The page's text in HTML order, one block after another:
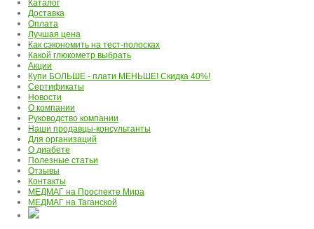
Каталог
Доставка
Оплата
Лучшая цена
Как сэкономить на тест-полосках
Какой глюкометр выбрать
Акции
Купи БОЛЬШЕ - плати МЕНЬШЕ! Скидка 40%!
Сертификаты
Новости
О компании
Руководство компании
Наши продавцы-консультанты
Для организаций
О диабете
Полезные статьи
Отзывы
Контакты
МЕДМАГ на Проспекте Мира
МЕДМАГ на Таганской